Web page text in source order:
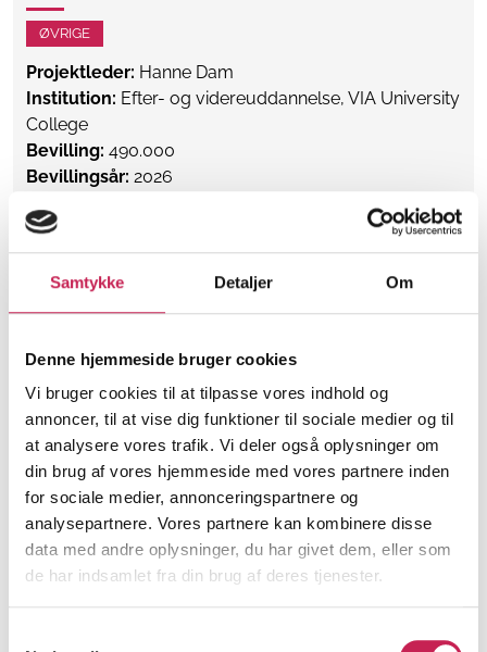
Samtykke Detaljer Om
Denne hjemmeside bruger cookies
Vi bruger cookies til at tilpasse vores indhold og
annoncer, til at vise dig funktioner til sociale medier og til
at analysere vores trafik. Vi deler også oplysninger om
din brug af vores hjemmeside med vores partnere inden
for sociale medier, annonceringspartnere og
analysepartnere. Vores partnere kan kombinere disse
data med andre oplysninger, du har givet dem, eller som
de har indsamlet fra din brug af deres tjenester.
ØVRIGE
Projektleder: Hanne Dam
Institution: Efter- og videreuddannelse, VIA University
College
Bevilling: 490.000
Bevillingsår: 2026
Læs mere
Danmark
Projektleder:Monica Staun
Institution:Landsforeningen Restless Legs Syndrome
Bevilling: 600.000
Bevillingsår:2026
Læs mere